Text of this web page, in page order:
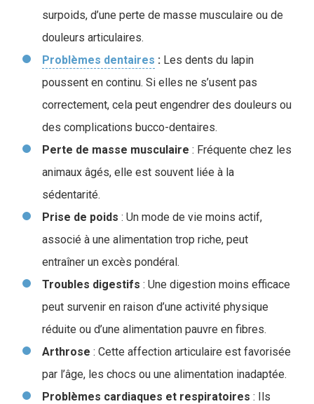
surpoids, d’une perte de masse musculaire ou de
douleurs articulaires.
Problèmes dentaires : Les dents du lapin
poussent en continu. Si elles ne s’usent pas
correctement, cela peut engendrer des douleurs ou
des complications bucco-dentaires.
Perte de masse musculaire : Fréquente chez les
animaux âgés, elle est souvent liée à la
sédentarité.
Prise de poids : Un mode de vie moins actif,
associé à une alimentation trop riche, peut
entraîner un excès pondéral.
Troubles digestifs : Une digestion moins efficace
peut survenir en raison d’une activité physique
réduite ou d’une alimentation pauvre en fibres.
Arthrose : Cette affection articulaire est favorisée
par l’âge, les chocs ou une alimentation inadaptée.
Problèmes cardiaques et respiratoires : Ils